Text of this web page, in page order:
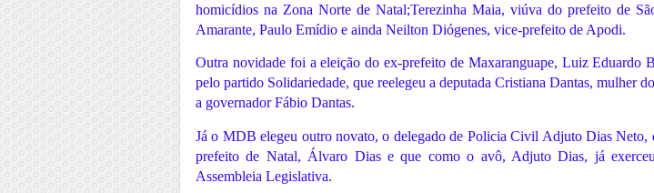
homicídios na Zona Norte de Natal;Terezinha Maia, viúva do prefeito de
Amarante, Paulo Emídio e ainda Neilton Diógenes, vice-prefeito de Apodi.
Outra novidade foi a eleição do ex-prefeito de Maxaranguape, Luiz Eduardo
pelo partido Solidariedade, que reelegeu a deputada Cristiana Dantas, mulher
a governador Fábio Dantas.
Já o MDB elegeu outro novato, o delegado de Policia Civil Adjuto Dias Neto,
prefeito de Natal, Álvaro Dias e que como o avô, Adjuto Dias, já
Assembleia Legislativa.